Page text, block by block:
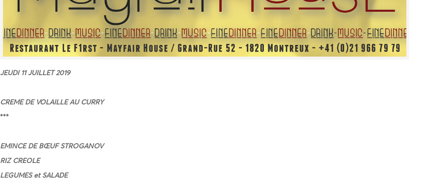
JEUDI 11 JUILLET 2019
CREME DE VOLAILLE AU CURRY
***
EMINCE DE BŒUF STROGANOV
RIZ CREOLE
LEGUMES et SALADE